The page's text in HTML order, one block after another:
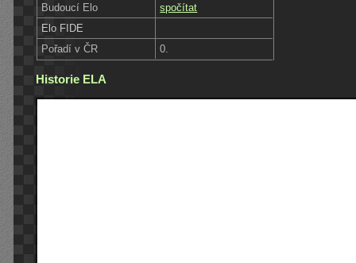
Budoucí Elo
spočítat
Elo FIDE
Pořadí v ČR
0.
Historie ELA